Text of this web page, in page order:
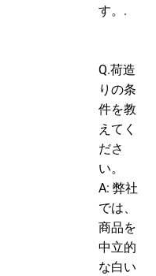
す。.
Q.荷造
りの条
件を教
えてく
ださ
い。
A: 弊社
では、
商品を
中立的
な白い